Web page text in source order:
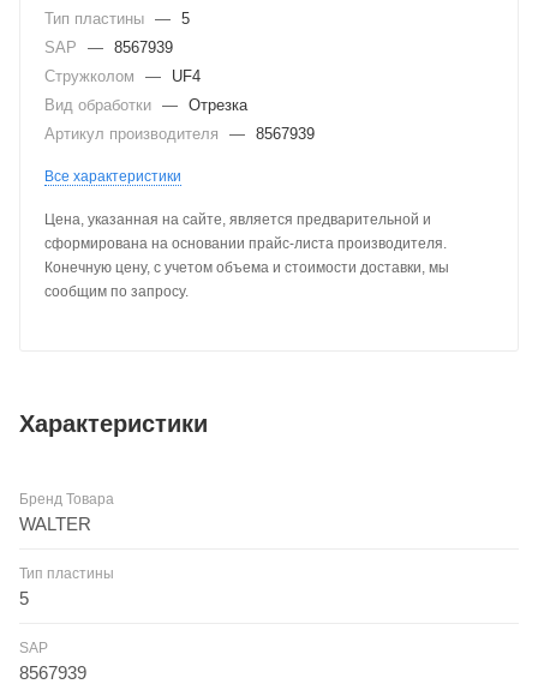
Тип пластины — 5
SAP
— 8567939
Стружколом
—
UF4
Вид обработки — Отрезка
Артикул производителя
— 8567939
Все характеристики
Цена, указанная на сайте, является предварительной и
сформирована на основании прайс-листа производителя.
Конечную цену, с учетом объема и стоимости доставки, мы
сообщим по запросу.
Характеристики
Бренд Товара
WALTER
Тип пластины
5
SAP
8567939